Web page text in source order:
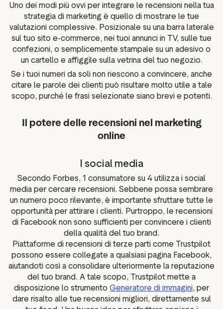
Uno dei modi più ovvi per integrare le recensioni nella tua
strategia di marketing è quello di mostrare le tue
valutazioni complessive. Posizionale su una barra laterale
sul tuo sito e-commerce, nei tuoi annunci in TV, sulle tue
confezioni, o semplicemente stampale su un adesivo o
un cartello e affiggile sulla vetrina del tuo negozio.
Se i tuoi numeri da soli non riescono a convincere, anche
citare le parole dei clienti può risultare molto utile a tale
scopo, purché le frasi selezionate siano brevi e potenti.
Il potere delle recensioni nel marketing
online
I social media
Secondo Forbes, 1 consumatore su 4 utilizza i social
media per cercare recensioni. Sebbene possa sembrare
un numero poco rilevante, è importante sfruttare tutte le
opportunità per attirare i clienti. Purtroppo, le recensioni
di Facebook non sono sufficienti per convincere i clienti
della qualità del tuo brand.
Piattaforme di recensioni di terze parti come Trustpilot
possono essere collegate a qualsiasi pagina Facebook,
aiutandoti così a consolidare ulteriormente la reputazione
del tuo brand. A tale scopo, Trustpilot mette a
disposizione lo strumento Generatore di immagini, per
dare risalto alle tue recensioni migliori, direttamente sul